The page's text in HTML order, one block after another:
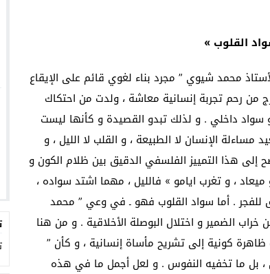
القلوب »
محمد شيوي ” مجرد بناء لغوي قائم على الإيقاع
رحم تجربة إنسانية معاشة ، ولدت من احتكاك
سواد داخلي . و لذلك تبدو القصيدة و كأنها ليست
مساءلة الإنسان لا الطبيعة ، و القلب لا الليل ، و
إلى هذا التمييز الفلسفي الدقيق بين ظلام الكون و
، و تغرب ايامو » فالليل ، مهما اشتد سواده ،
للفجر . أما سواد القلوب فهو ـ في وعي ” محمد
الضمير و اختلال البوصلة الأخلاقية . و من هنا
كونية إلى تشريح مأساة إنسانية ، و كأن ”
، بل ما تخفيه النفوس . و لعل أجمل ما في هذه